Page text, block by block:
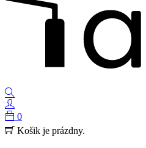
0
Košik je prázdny.